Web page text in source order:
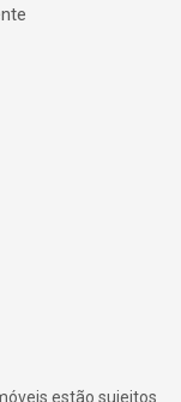
estão sujeitos